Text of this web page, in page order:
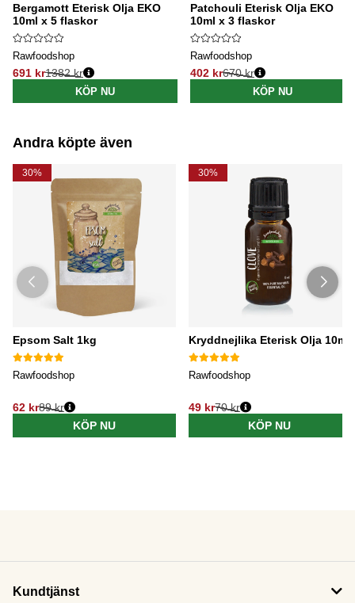
Bergamott Eterisk Olja EKO
10ml x 5 flaskor
Rawfoodshop
691 kr
Ordinarie pris:
1382 kr
KÖP NU
Patchouli Eterisk Olja EKO
10ml x 3 flaskor
Rawfoodshop
402 kr
Ordinarie pris:
670 kr
KÖP NU
Andra köpte även
30%
Epsom Salt 1kg
Rawfoodshop
62 kr89 kr
KÖP NU
30%
Kryddnejlika Eterisk Olja 10ml
Rawfoodshop
49 kr70 kr
KÖP NU
Kundtjänst